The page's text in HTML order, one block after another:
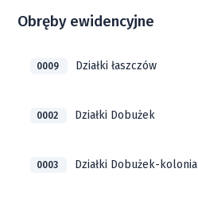
Obręby ewidencyjne
0009 Działki łaszczów
0002 Działki Dobużek
0003 Działki Dobużek-kolonia